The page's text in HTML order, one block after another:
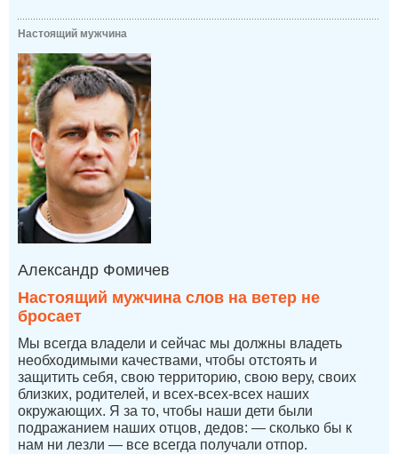
Настоящий мужчина
Александр Фомичев
Настоящий мужчина слов на ветер не
бросает
Мы всегда владели и сейчас мы должны владеть
необходимыми качествами, чтобы отстоять и
защитить себя, свою территорию, свою веру, своих
близких, родителей, и всех-всех-всех наших
окружающих. Я за то, чтобы наши дети были
подражанием наших отцов, дедов: — сколько бы к
нам ни лезли — все всегда получали отпор.